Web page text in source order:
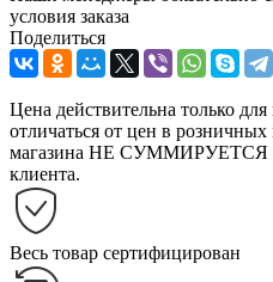
условия заказа
Поделиться
Цена действительна только
отличаться от цен в
магазина НЕ СУММИРУЕТСЯ
клиента.
Весь товар сертифицирован